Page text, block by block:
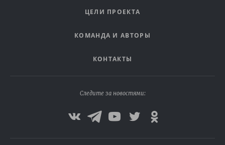
ЦЕЛИ ПРОЕКТА
КОМАНДА И АВТОРЫ
КОНТАКТЫ
Следите за новостями: